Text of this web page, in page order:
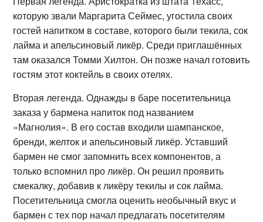
которую звали Маргарита Сеймес, угостила своих
гостей напитком в составе, которого были текила, сок
лайма и апельсиновый ликёр. Среди приглашённых
там оказался Томми Хилтон. Он позже начал готовить
гостям этот коктейль в своих отелях.
Вторая легенда. Однажды в баре посетительница
заказа у бармена напиток под названием
«Магнолия». В его состав входили шампанское,
бренди, желток и апельсиновый ликёр. Уставший
бармен не смог запомнить всех компонентов, а
только вспомнил про ликёр. Он решил проявить
смекалку, добавив к ликёру текилы и сок лайма.
Посетительница смогла оценить необычный вкус и
бармен с тех пор начал предлагать посетителям